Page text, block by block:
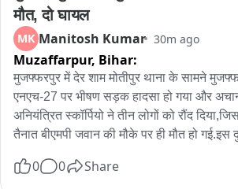
मौत, दो घायल
MK Manitosh Kumar 30m ago
Muzaffarpur, Bihar:
मुजफ्फरपुर में देर शाम मोतीपुर थाना के सामने
एनएच-27 पर भीषण सड़क हादसा हो गया और
अनियंत्रित स्कॉर्पियो ने तीन लोगों को रौंद
तैनात बीएमपी जवान की मौके पर ही मौत हो
मच गई और घायलों को तत्काल ईलाज के लिए
0 0 Share